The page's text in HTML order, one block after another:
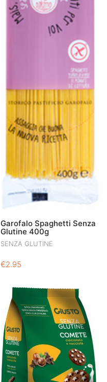
Garofalo Spaghetti Senza
Glutine 400g
SENZA GLUTINE
€2.95